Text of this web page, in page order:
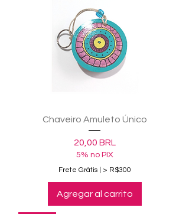
Chaveiro Amuleto Único
Precio
20,00 BRL
5% no PIX
Frete Grátis | > R$300
Agregar al carrito